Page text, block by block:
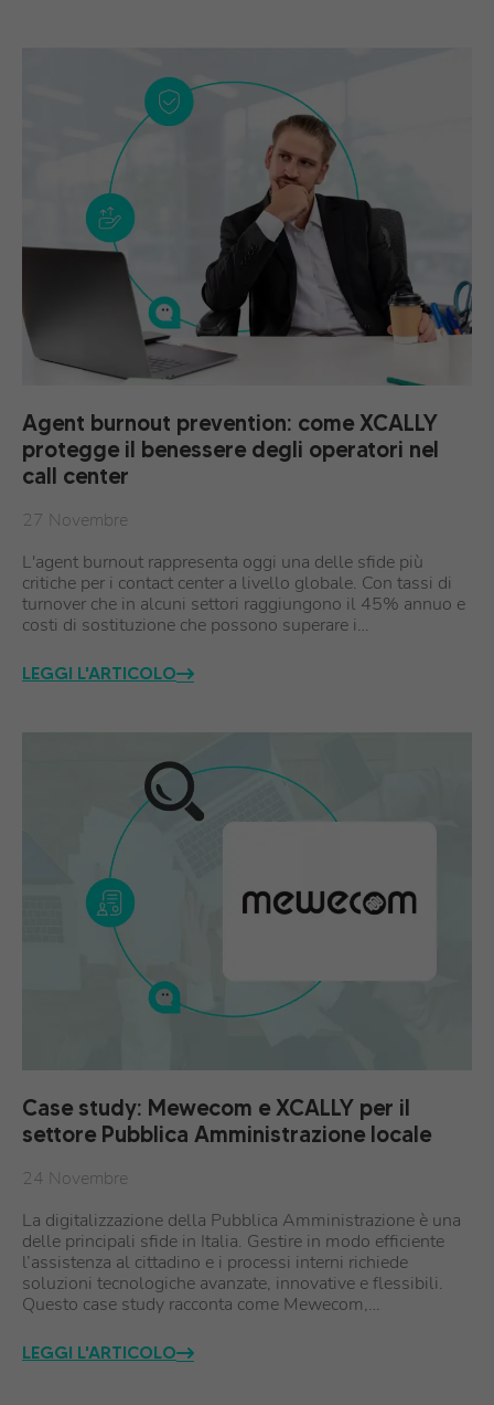
Agent burnout prevention: come XCALLY
protegge il benessere degli operatori nel
call center
27 Novembre
L'agent burnout rappresenta oggi una delle sfide più
critiche per i contact center a livello globale. Con tassi di
turnover che in alcuni settori raggiungono il 45% annuo e
costi di sostituzione che possono superare i…
LEGGI L'ARTICOLO
Case study: Mewecom e XCALLY per il
settore Pubblica Amministrazione locale
24 Novembre
La digitalizzazione della Pubblica Amministrazione è una
delle principali sfide in Italia. Gestire in modo efficiente
l’assistenza al cittadino e i processi interni richiede
soluzioni tecnologiche avanzate, innovative e flessibili.
Questo case study racconta come Mewecom,…
LEGGI L'ARTICOLO